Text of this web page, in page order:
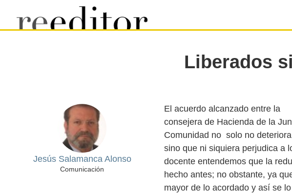
Jesús Salamanca Alonso
Comunicación
Liberados
El acuerdo alcanzado entre la
consejera de Hacienda de la
Comunidad no solo no
sino que ni siquiera perjudica a
docente entendemos que la
hecho antes; no obstante, ya
mayor de lo acordado y así se